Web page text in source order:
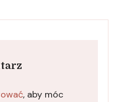
, aby móc